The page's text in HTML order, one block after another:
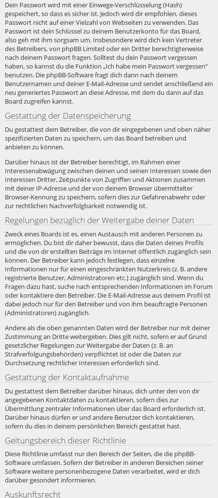
Dein Passwort wird mit einer Einwege-Verschlüsselung (Hash)
gespeichert, so dass es sicher ist. Jedoch wird dir empfohlen, dieses
Passwort nicht auf einer Vielzahl von Webseiten zu verwenden. Das
Passwort ist dein Schlüssel zu deinem Benutzerkonto für das Board,
also geh mit ihm sorgsam um. Insbesondere wird dich kein Vertreter
des Betreibers, von phpBB Limited oder ein Dritter berechtigterweise
nach deinem Passwort fragen. Solltest du dein Passwort vergessen
haben, so kannst du die Funktion „Ich habe mein Passwort vergessen“
benutzen. Die phpBB-Software fragt dich dann nach deinem
Benutzernamen und deiner E-Mail-Adresse und sendet anschließend ein
neu generiertes Passwort an diese Adresse, mit dem du dann auf das
Board zugreifen kannst.
Gestattung der Datenspeicherung
Du gestattest dem Betreiber, die von dir eingegebenen und oben näher
spezifizierten Daten zu speichern, um das Board betreiben und
anbieten zu können.
Darüber hinaus ist der Betreiber berechtigt, im Rahmen einer
Interessenabwägung zwischen deinen und seinen Interessen sowie den
Interessen Dritter, Zeitpunkte von Zugriffen und Aktionen zusammen
mit deiner IP-Adresse und der von deinem Browser übermittelter
Browser-Kennung zu speichern, sofern dies zur Gefahrenabwehr oder
zur rechtlichen Nachverfolgbarkeit notwendig ist.
Regelungen bezüglich der Weitergabe deiner Daten
Zweck eines Boards ist es, einen Austausch mit anderen Personen zu
ermöglichen. Du bist dir daher bewusst, dass die Daten deines Profils
und die von dir erstellten Beiträge im Internet öffentlich zugänglich sein
können. Der Betreiber kann jedoch festlegen, dass einzelne
Informationen nur für einen eingeschränkten Nutzerkreis (z. B. andere
registrierte Benutzer, Administratoren etc.) zugänglich sind. Wenn du
Fragen dazu hast, suche nach entsprechenden Informationen im Forum
oder kontaktiere den Betreiber. Die E-Mail-Adresse aus deinem Profil ist
dabei jedoch nur für den Betreiber und von ihm beauftragte Personen
(Administratoren) zugänglich.
Andere als die oben genannten Daten wird der Betreiber nur mit deiner
Zustimmung an Dritte weitergeben. Dies gilt nicht, sofern er auf Grund
gesetzlicher Regelungen zur Weitergabe der Daten (z. B. an
Strafverfolgungsbehörden) verpflichtet ist oder die Daten zur
Durchsetzung rechtlicher Interessen erforderlich sind.
Gestattung der Kontaktaufnahme
Du gestattest dem Betreiber darüber hinaus, dich unter den von dir
angegebenen Kontaktdaten zu kontaktieren, sofern dies zur
Übermittlung zentraler Informationen über das Board erforderlich ist.
Darüber hinaus dürfen er und andere Benutzer dich kontaktieren,
sofern du dies in deinem persönlichen Bereich gestattet hast.
Geltungsbereich dieser Richtlinie
Diese Richtlinie umfasst nur den Bereich der Seiten, die die phpBB-
Software umfassen. Sofern der Betreiber in anderen Bereichen seiner
Software weitere personenbezogene Daten verarbeitet, wird er dich
darüber gesondert informieren.
Auskunftsrecht